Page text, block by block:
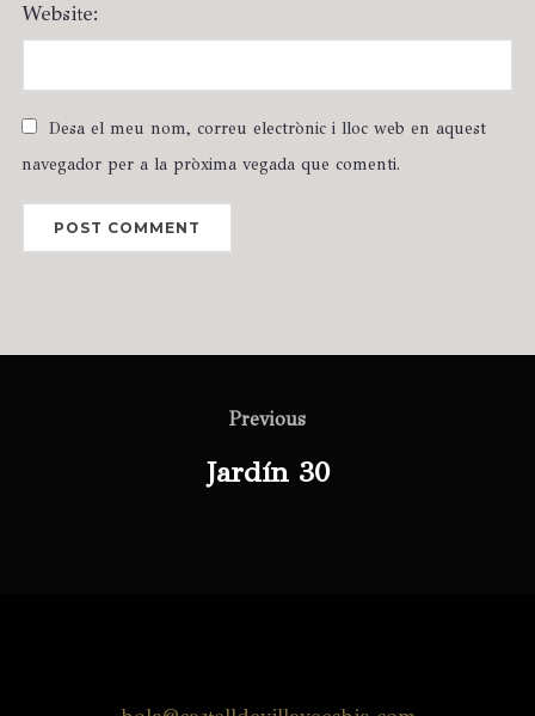
Website:
Desa el meu nom, correu electrònic i lloc web en aquest
navegador per a la pròxima vegada que comenti.
Previous
Jardín 30